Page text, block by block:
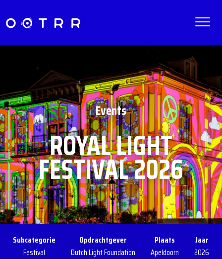
Events
ROYAL LIGHT
FESTIVAL 2026
Subcategorie
Festival
Opdrachtgever
Dutch Light Foundation
Plaats
Apeldoorn
Jaar
2026